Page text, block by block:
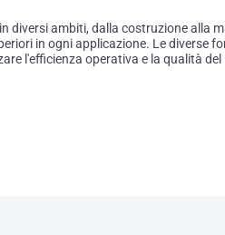
ambiti, dalla costruzione alla
in ogni applicazione. Le diverse
l'efficienza operativa e la qualità del